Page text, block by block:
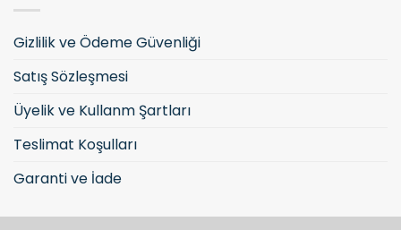
Gizlilik ve Ödeme Güvenliği
Satış Sözleşmesi
Üyelik ve Kullanm Şartları
Teslimat Koşulları
Garanti ve İade